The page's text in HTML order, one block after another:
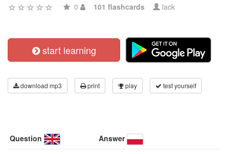
0 101 flashcards lack
start learning
download mp3 print play test yourself
Question Answer